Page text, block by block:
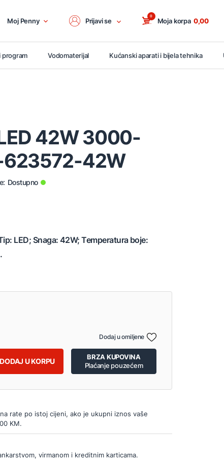
Moj Penny Prijavi se Moja korpa
0
0,00
program Vodomaterijal Kućanski aparati i bijela tehnika
42W 3000-
42W
Dostupno
LED; Snaga: 42W; Temperatura boje:
DODAJ U KORPU
BRZA KUPOVINA
Plaćanje pouzećem
Dodaj u omiljene
rate po istoj cijeni, ako je ukupni iznos vaše
KM.
virmanom i kreditnim karticama.